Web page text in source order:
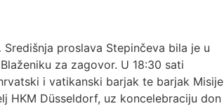
Središnja proslava Stepinčeva bila je u
za zagovor. U 18:30 sati
i vatikanski barjak te barjak Misije
HKM Düsseldorf, uz koncelebraciju don